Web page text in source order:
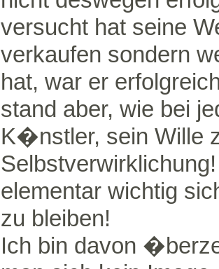
versucht hat seine
verkaufen sondern
hat, war er
stand aber, wie bei
K�nstler, sein Wille
elementar wichtig
zu bleiben!
Ich bin davon